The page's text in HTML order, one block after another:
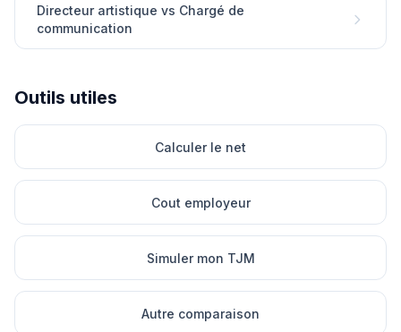
Directeur artistique vs Chargé de
communication
Outils utiles
Calculer le net
Cout employeur
Simuler mon TJM
Autre comparaison